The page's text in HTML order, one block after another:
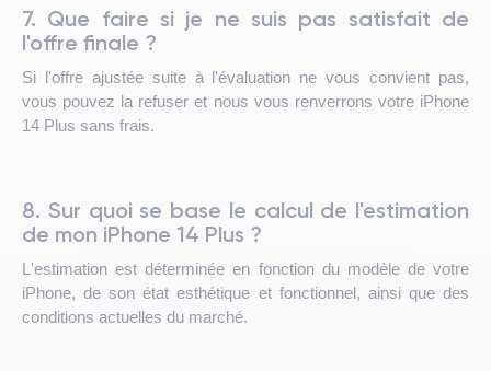
7. Que faire si je ne suis pas satisfait de
l'offre finale ?
Si l'offre ajustée suite à l'évaluation ne vous convient pas,
vous pouvez la refuser et nous vous renverrons votre iPhone
14 Plus sans frais.
8. Sur quoi se base le calcul de l'estimation
de mon iPhone 14 Plus ?
L'estimation est déterminée en fonction du modèle de votre
iPhone, de son état esthétique et fonctionnel, ainsi que des
conditions actuelles du marché.